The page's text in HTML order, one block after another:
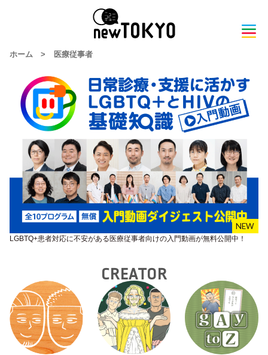
ホーム > 医療従事者
LGBTQ+患者対応に不安がある医療従事者向けの入門動画が無料公開中！
CREATOR